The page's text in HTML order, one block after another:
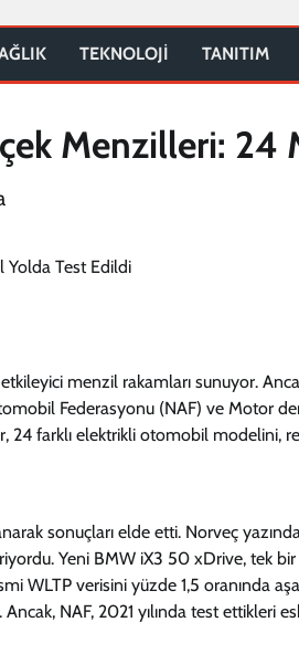
TEKNOLOJİ TANITIM
Menzilleri: 24
menzil rakamları sunuyor.
Federasyonu (NAF) ve Motor
24 farklı elektrikli otomobil modelini,
sonuçları elde etti. Norveç
Yeni BMW iX3 50 xDrive, tek
WLTP verisini yüzde 1,5 oranında
NAF, 2021 yılında test ettikleri